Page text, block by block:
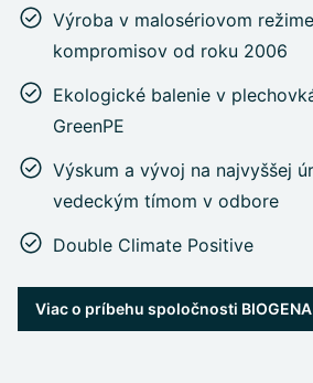
Výroba v malosériovom
kompromisov od roku 2006
Ekologické balenie v
GreenPE
Výskum a vývoj na najvyššej
vedeckým tímom v odbore
Double Climate Positive
Viac o príbehu spoločnosti BIOGENA